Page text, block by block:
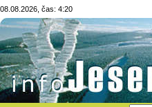
08.08.2026, čas: 4:20